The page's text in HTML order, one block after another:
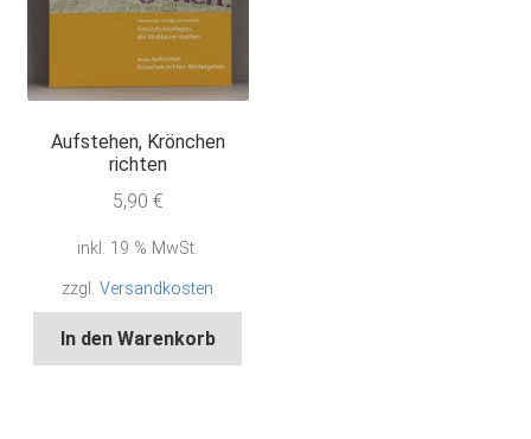
Aufstehen, Krönchen
richten
5,90 €
inkl. 19 % MwSt.
zzgl.Versandkosten
In den Warenkorb